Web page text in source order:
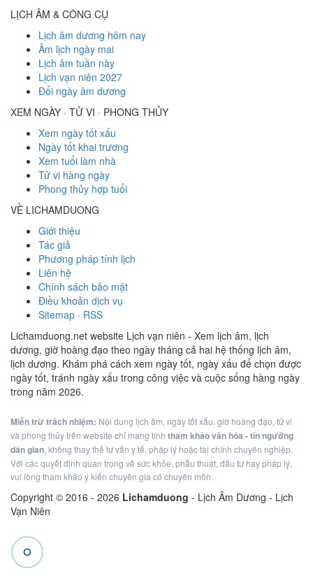
LỊCH ÂM & CÔNG CỤ
Lịch âm dương hôm nay
Âm lịch ngày mai
Lịch âm tuần này
Lịch vạn niên 2027
Đổi ngày âm dương
XEM NGÀY · TỬ VI · PHONG THỦY
Xem ngày tốt xấu
Ngày tốt khai trương
Xem tuổi làm nhà
Tử vi hàng ngày
Phong thủy hợp tuổi
VỀ LICHAMDUONG
Giới thiệu
Tác giả
Phương pháp tính lịch
Liên hệ
Chính sách bảo mật
Điều khoản dịch vụ
Sitemap · RSS
Lichamduong.net website Lịch vạn niên - Xem lịch âm, lịch
dương, giờ hoàng đạo theo ngày tháng cả hai hệ thống lịch âm,
lịch dương. Khám phá cách xem ngày tốt, ngày xấu để chọn được
ngày tốt, tránh ngày xấu trong công việc và cuộc sống hàng ngày
trong năm 2026.
Miễn trừ trách nhiệm: Nội dung lịch âm, ngày tốt xấu, giờ hoàng đạo, tử vi
và phong thủy trên website chỉ mang tính tham khảo văn hóa - tín ngưỡng
dân gian, không thay thế tư vấn y tế, pháp lý hoặc tài chính chuyên nghiệp.
Với các quyết định quan trọng về sức khỏe, phẫu thuật, đầu tư hay pháp lý,
vui lòng tham khảo ý kiến chuyên gia có chuyên môn.
Copyright © 2016 - 2026 Lichamduong - Lịch Âm Dương - Lịch
Vạn Niên